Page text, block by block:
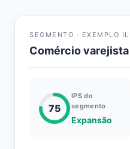
SEGMENTO · EXEMPLO
Comércio varejista
75
IPS do
segmento
Expansão